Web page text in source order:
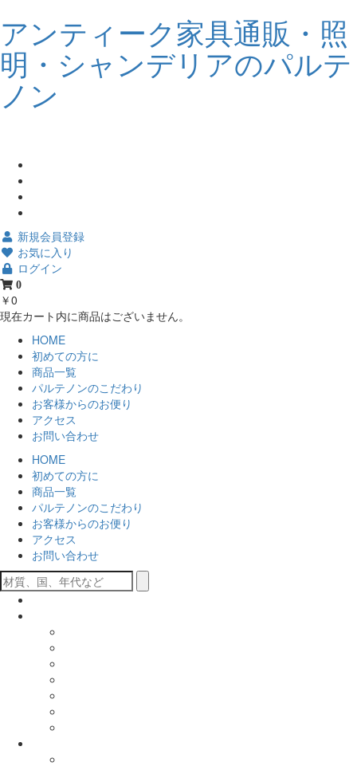
アンティーク家具通販・照
明・シャンデリアのパルテ
ノン
新規会員登録
お気に入り
ログイン
0
￥0
現在カート内に商品はございません。
HOME
初めての方に
商品一覧
パルテノンのこだわり
お客様からのお便り
アクセス
お問い合わせ
HOME
初めての方に
商品一覧
パルテノンのこだわり
お客様からのお便り
アクセス
お問い合わせ